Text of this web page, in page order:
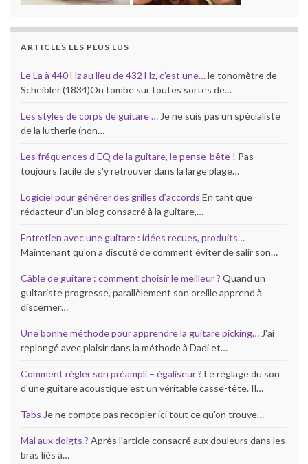
ARTICLES LES PLUS LUS
Le La à 440 Hz au lieu de 432 Hz, c’est une…le tonomètre de
Scheibler (1834)On tombe sur toutes sortes de…
Les styles de corps de guitare … Je ne suis pas un spécialiste
de la lutherie (non…
Les fréquences d’EQ de la guitare, le pense-bête ! Pas
toujours facile de s'y retrouver dans la large plage…
Logiciel pour générer des grilles d’accords En tant que
rédacteur d'un blog consacré à la guitare,…
Entretien avec une guitare : idées recues, produits…
Maintenant qu'on a discuté de comment éviter de salir son…
Câble de guitare : comment choisir le meilleur ? Quand un
guitariste progresse, parallèlement son oreille apprend à
discerner…
Une bonne méthode pour apprendre la guitare picking… J'ai
replongé avec plaisir dans la méthode à Dadi et…
Comment régler son préampli – égaliseur ? Le réglage du son
d'une guitare acoustique est un véritable casse-tête. Il…
Tabs Je ne compte pas recopier ici tout ce qu'on trouve…
Mal aux doigts ? Après l'article consacré aux douleurs dans les
bras liés à…